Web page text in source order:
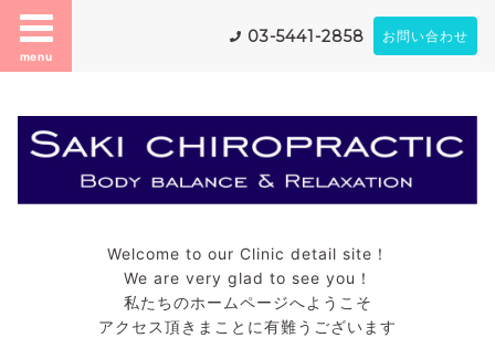
menu
03-5441-2858 お問い合わせ
Welcome to our Clinic detail site！
We are very glad to see you！
私たちのホームページへようこそ
アクセス頂きまことに有難うございます